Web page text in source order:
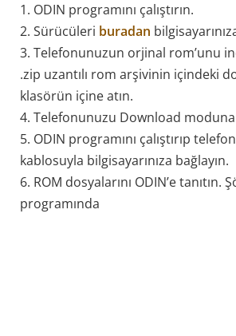
1. ODIN programını çalıştırın.
2. Sürücüleri buradan
3. Telefonunuzun orjinal rom’unu
.zip uzantılı rom arşivinin içindeki
klasörün içine atın.
4. Telefonunuzu Download moduna
5. ODIN programını çalıştırıp
kablosuyla bilgisayarınıza bağlayın.
6. ROM dosyalarını ODIN’e tanıtın.
programında